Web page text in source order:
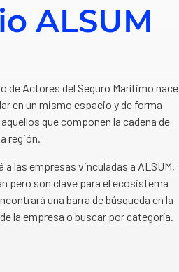
ALSUM
de Actores del Seguro Marítimo nace
en un mismo espacio y de forma
que componen la cadena de
región.
las empresas vinculadas a ALSUM,
pero son clave para el ecosistema
una barra de búsqueda en la
la empresa o buscar por categoría.